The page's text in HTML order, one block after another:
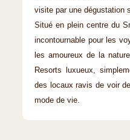
visite par une dégustation
Situé en plein centre du
incontournable pour les
les amoureux de la
Resorts luxueux,
des locaux ravis de voir
mode de vie.